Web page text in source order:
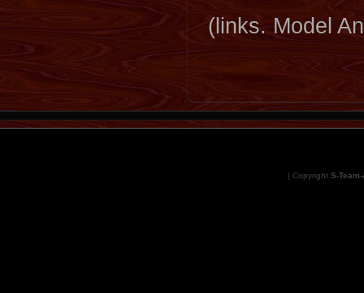
(links. Model
| Copyright S-